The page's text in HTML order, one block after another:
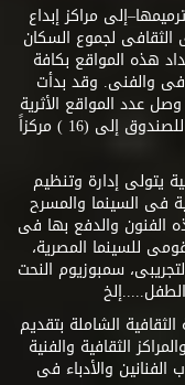
مراكز إبداع
لجموع السكان
هذه المواقع بكافة
والفنى. وقد بدأت
حتى وصل عدد المواقع الأثرية
التى تم تحويلها إلى مراكز إبداع فنى تابعة للصندوق إلى (16 ) مركزاً
يتولى إدارة وتنظيم
فى السينما والمسرح
الفنون والدفع بها فى
للسينما المصرية،
سمبوزيوم النحت
الشاملة بتقديم
الثقافية والفنية
والأدباء فى